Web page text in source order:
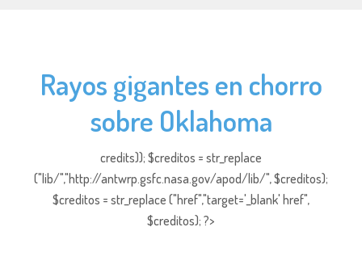
Rayos gigantes en chorro
sobre Oklahoma
credits)); $creditos = str_replace
("lib/","http://antwrp.gsfc.nasa.gov/apod/lib/", $creditos);
$creditos = str_replace ("href","target='_blank' href",
$creditos); ?>